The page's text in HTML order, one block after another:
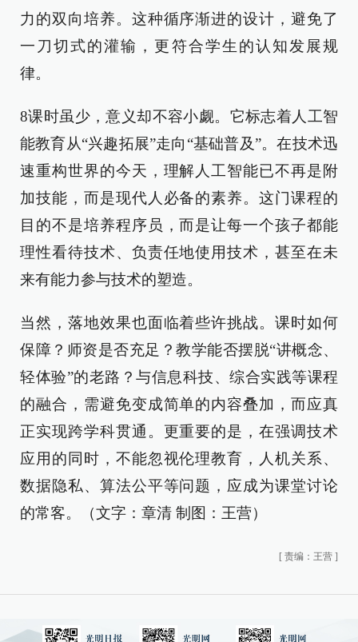
力的双向培养。这种循序渐进的设计，避免了
一刀切式的灌输，更符合学生的认知发展规
律。
8课时虽少，意义却不容小觑。它标志着人工智
能教育从“兴趣拓展”走向“基础普及”。在技术迅
速重构世界的今天，理解人工智能已不再是附
加技能，而是现代人必备的素养。这门课程的
目的不是培养程序员，而是让每一个孩子都能
理性看待技术、负责任地使用技术，甚至在未
来有能力参与技术的塑造。
当然，落地效果也面临着些许挑战。课时如何
保障？师资是否充足？教学能否摆脱“讲概念、
轻体验”的老路？与信息科技、综合实践等课程
的融合，需避免变成简单的内容叠加，而应真
正实现跨学科贯通。更重要的是，在强调技术
应用的同时，不能忽视伦理教育，人机关系、
数据隐私、算法公平等问题，应成为课堂讨论
的常客。（文字：章清 制图：王营）
[ 责编：王营 ]